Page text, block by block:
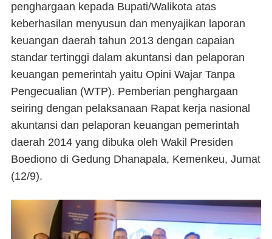
penghargaan kepada Bupati/Walikota atas
keberhasilan menyusun dan menyajikan laporan
keuangan daerah tahun 2013 dengan capaian
standar tertinggi dalam akuntansi dan pelaporan
keuangan pemerintah yaitu Opini Wajar Tanpa
Pengecualian (WTP). Pemberian penghargaan
seiring dengan pelaksanaan Rapat kerja nasional
akuntansi dan pelaporan keuangan pemerintah
daerah 2014 yang dibuka oleh Wakil Presiden
Boediono di Gedung Dhanapala, Kemenkeu, Jumat
(12/9).